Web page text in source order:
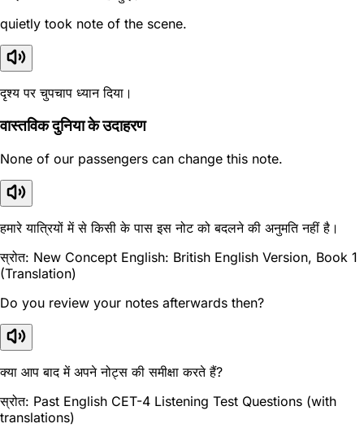
quietly took note of the scene.
दृश्य पर चुपचाप ध्यान दिया।
वास्तविक दुनिया के उदाहरण
None of our passengers can change this note.
हमारे यात्रियों में से किसी के पास इस नोट को बदलने की अनुमति नहीं है।
स्रोत: New Concept English: British English Version, Book 1
(Translation)
Do you review your notes afterwards then?
क्या आप बाद में अपने नोट्स की समीक्षा करते हैं?
स्रोत: Past English CET-4 Listening Test Questions (with
translations)